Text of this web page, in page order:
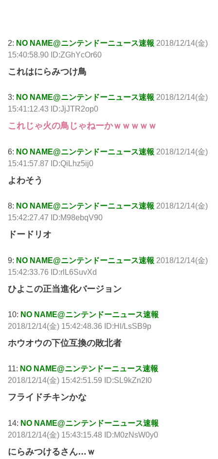
2: NO NAME@ニンテンドーニュース速報 2018/12/14(金)
15:40:58.90 ID:ZGhYcOr60
これはにらみつけ鳥
3: NO NAME@ニンテンドーニュース速報 2018/12/14(金)
15:41:12.43 ID:JjJTR2op0
これじゃ火の鳥じゃねーかｗｗｗｗｗ
6: NO NAME@ニンテンドーニュース速報 2018/12/14(金)
15:41:57.87 ID:QiLhz5ij0
よわそう
8: NO NAME@ニンテンドーニュース速報 2018/12/14(金)
15:42:27.47 ID:M98ebqV90
ドードリオ
9: NO NAME@ニンテンドーニュース速報 2018/12/14(金)
15:42:33.76 ID:rlL6SuvXd
ひよこの正当進化バージョン
10: NO NAME@ニンテンドーニュース速報
2018/12/14(金) 15:42:48.36 ID:Hl/LsSB9p
ホウオウの下位互換の敗北者
11: NO NAME@ニンテンドーニュース速報
2018/12/14(金) 15:42:51.59 ID:SL9kZn2I0
フライドチキンかな
14: NO NAME@ニンテンドーニュース速報
2018/12/14(金) 15:43:15.48 ID:M0zNsW0y0
にらみつけるさん…ｗ